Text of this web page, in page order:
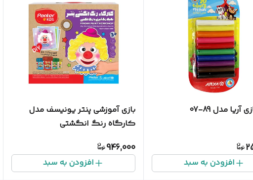
آریا مدل 89-07
افزودن به سبد
بازی آموزشی پنتر یونیسف مدل
کارگاه رنگ انگشتی
946,000
افزودن به سبد